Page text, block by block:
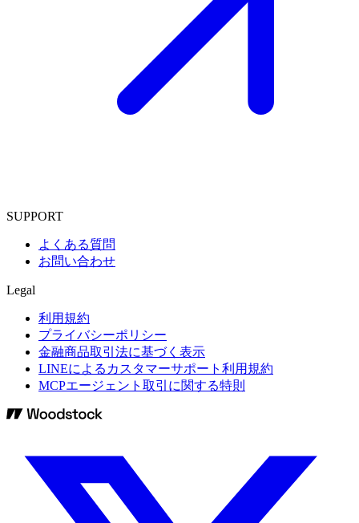
SUPPORT
よくある質問
お問い合わせ
Legal
利用規約
プライバシーポリシー
金融商品取引法に基づく表示
LINEによるカスタマーサポート利用規約
MCPエージェント取引に関する特則